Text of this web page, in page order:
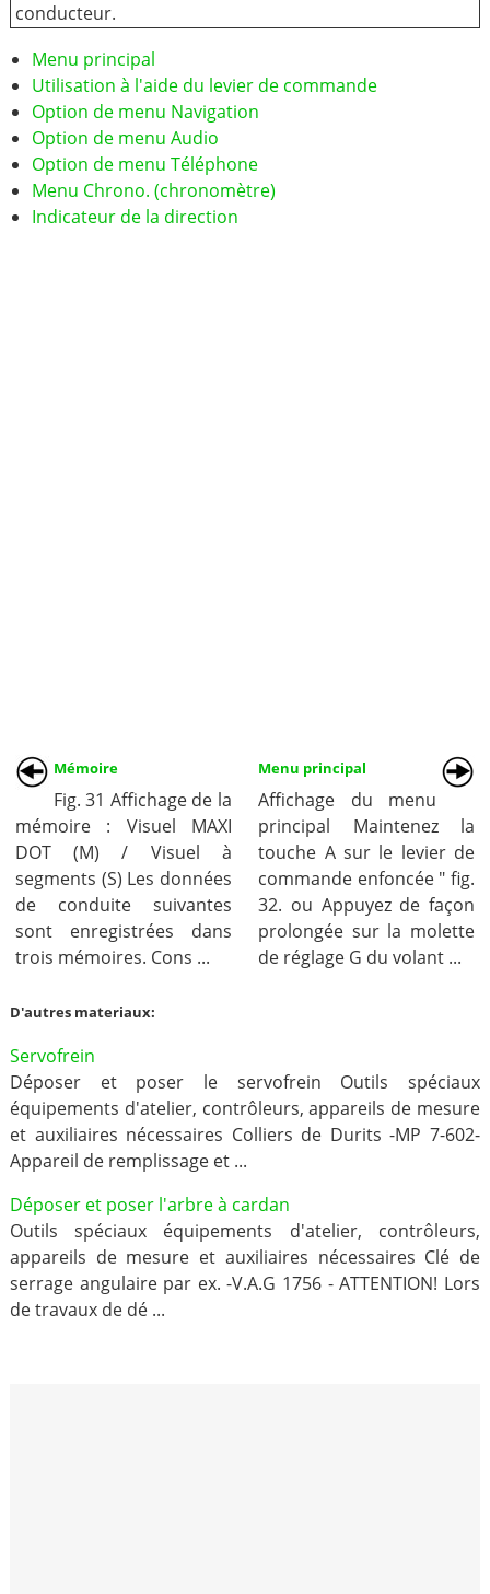
conducteur.
Menu principal
Utilisation à l'aide du levier de commande
Option de menu Navigation
Option de menu Audio
Option de menu Téléphone
Menu Chrono. (chronomètre)
Indicateur de la direction
Mémoire
Fig. 31 Affichage de la
mémoire : Visuel MAXI
DOT (M) / Visuel à
segments (S) Les données
de conduite suivantes
sont enregistrées dans
trois mémoires. Cons ...
Menu principal
Affichage du menu
principal Maintenez la
touche A sur le levier de
commande enfoncée " fig.
32. ou Appuyez de façon
prolongée sur la molette
de réglage G du volant ...
D'autres materiaux:
Servofrein
Déposer et poser le servofrein Outils spéciaux
équipements d'atelier, contrôleurs, appareils de mesure
et auxiliaires nécessaires Colliers de Durits -MP 7-602-
Appareil de remplissage et ...
Déposer et poser l'arbre à cardan
Outils spéciaux équipements d'atelier, contrôleurs,
appareils de mesure et auxiliaires nécessaires Clé de
serrage angulaire par ex. -V.A.G 1756 - ATTENTION! Lors
de travaux de dé ...